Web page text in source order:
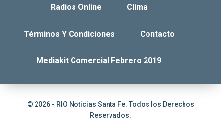
Radios Online Clima
Términos Y Condiciones Contacto
Mediakit Comercial Febrero 2019
© 2026 - RIO Noticias Santa Fe. Todos los Derechos
Reservados.